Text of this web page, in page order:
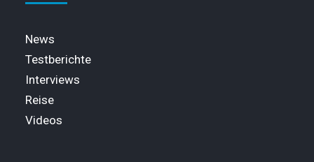
News
Testberichte
Interviews
Reise
Videos